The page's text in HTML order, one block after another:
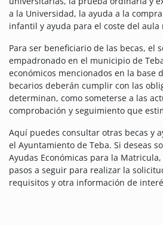
a la Universidad, la ayuda a la
infantil y ayuda para el coste del aula
Para ser beneficiario de las becas, el
empadronado en el municipio de
económicos mencionados en la base
becarios deberán cumplir con las
determinan, como someterse a las
comprobación y seguimiento que
Aquí puedes consultar otras becas y
el Ayuntamiento de Teba. Si deseas
Ayudas Económicas para la
pasos a seguir para realizar la
requisitos y otra información de